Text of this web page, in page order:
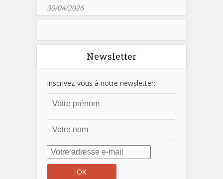
30/04/2026
Newsletter
Inscrivez-vous à notre newsletter: